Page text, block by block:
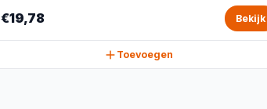
€19,78 Bekijk
Toevoegen